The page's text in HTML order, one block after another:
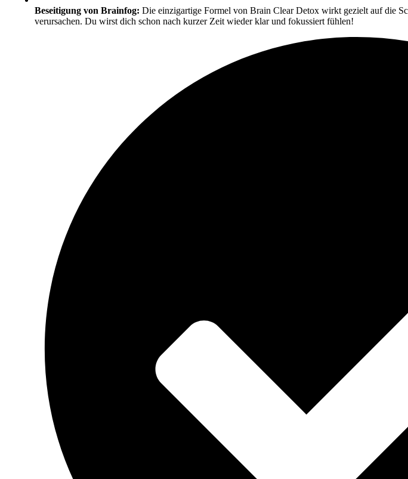
Beseitigung von Brainfog: Die einzigartige Formel von Brain Clear Detox wirkt gezielt auf die
verursachen. Du wirst dich schon nach kurzer Zeit wieder klar und fokussiert fühlen!